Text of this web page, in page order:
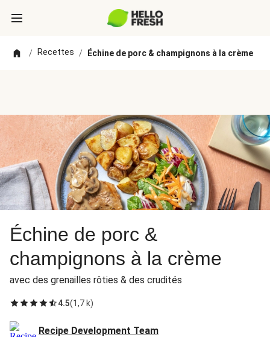
/ Recettes / Échine de porc & champignons à la crème
Échine de porc &
champignons à la crème
avec des grenailles rôties & des crudités
4.5(1,7 k)
Recipe Development Team